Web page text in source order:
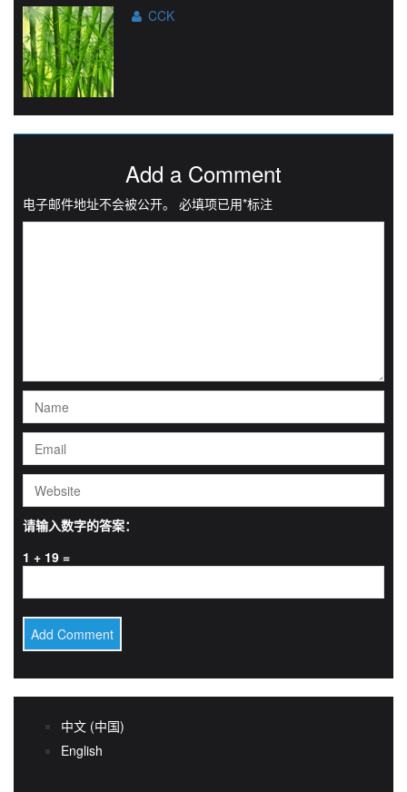
CCK
Add a Comment
电子邮件地址不会被公开。 必填项已用*标注
请输入数字的答案：
1 + 19 =
中文 (中国)
English